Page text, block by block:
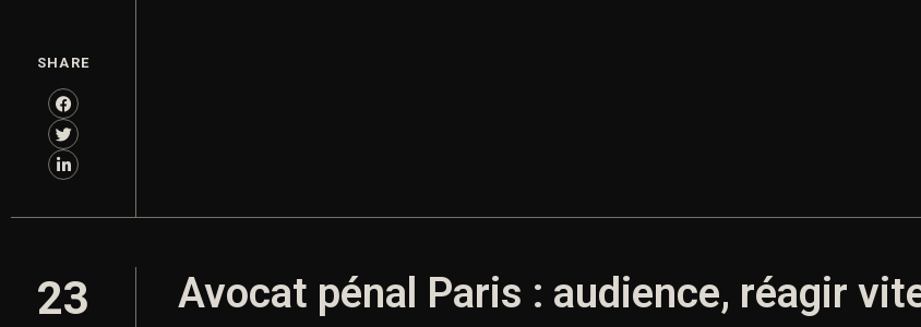
SHARE
23 Avocat pénal Paris : audience, réagir